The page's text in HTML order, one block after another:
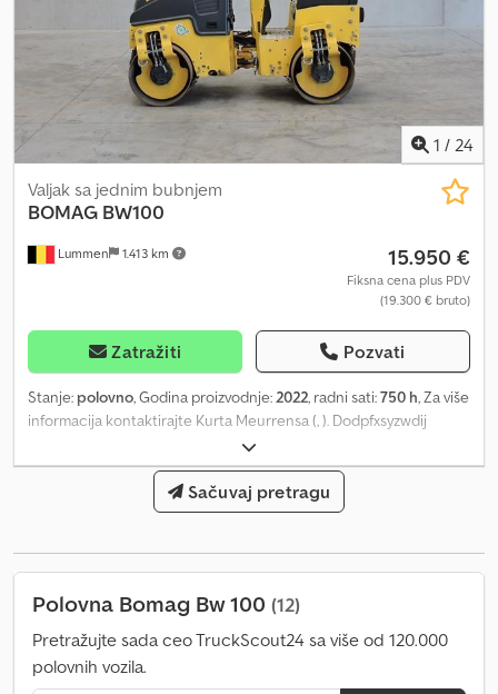
1 / 24
Lummen 1.413 km
Valjak sa jednim bubnjem
BOMAG BW100
15.950 €
Fiksna cena plus PDV
(19.300 € bruto)
Zatražiti Pozvati
Stanje: polovno, Godina proizvodnje:2022, radni sati:750 h, Za više
informacija kontaktirajte Kurta Meurrensa (, ). Dodpfxsyzwdij
Sačuvaj pretragu
Polovna Bomag Bw 100 (12)
Pretražujte sada ceo TruckScout24 sa više od 120.000
polovnih vozila.